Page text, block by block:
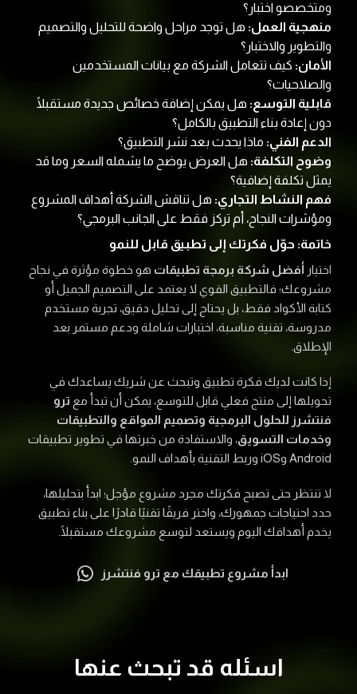
ومتخصصو اختبار؟
منهجية العمل: هل توجد مراحل واضحة للتحليل والتصميم
والتطوير والاختبار؟
الأمان: كيف تتعامل الشركة مع بيانات المستخدمين
والصلاحيات؟
قابلية التوسع: هل يمكن إضافة خصائص جديدة مستقبلًا
دون إعادة بناء التطبيق بالكامل؟
الدعم الفني: ماذا يحدث بعد نشر التطبيق؟
وضوح التكلفة: هل العرض يوضح ما يشمله السعر وما قد
يمثل تكلفة إضافية؟
فهم النشاط التجاري: هل تناقش الشركة أهداف المشروع
ومؤشرات النجاح، أم تركز فقط على الجانب البرمجي؟
خاتمة: حوّل فكرتك إلى تطبيق قابل للنمو
اختيار أفضل شركة برمجة تطبيقات هو خطوة مؤثرة في نجاح
مشروعك؛ فالتطبيق القوي لا يعتمد على التصميم الجميل أو
كتابة الأكواد فقط، بل يحتاج إلى تحليل دقيق، تجربة مستخدم
مدروسة، تقنية مناسبة، اختبارات شاملة ودعم مستمر بعد
الإطلاق.
إذا كانت لديك فكرة تطبيق وتبحث عن شريك يساعدك في
تحويلها إلى منتج فعلي قابل للتوسع، يمكن أن تبدأ مع ترو
فنتشرز للحلول البرمجية وتصميم المواقع والتطبيقات
وخدمات التسويق، والاستفادة من خبرتها في تطوير تطبيقات
Android وiOS وربط التقنية بأهداف النمو.
لا تنتظر حتى تصبح فكرتك مجرد مشروع مؤجل؛ ابدأ بتحليلها،
حدد احتياجات جمهورك، واختر فريقًا تقنيًا قادرًا على بناء تطبيق
يخدم أهدافك اليوم ويستعد لتوسع مشروعك مستقبلًا.
ابدأ مشروع تطبيقك مع ترو فنتشرز
اسئله قد تبحث عنها